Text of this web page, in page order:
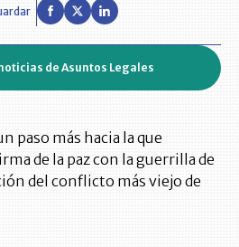
de Asuntos Legales
paso más hacia la que
de la paz con la guerrilla de
del conflicto más viejo de